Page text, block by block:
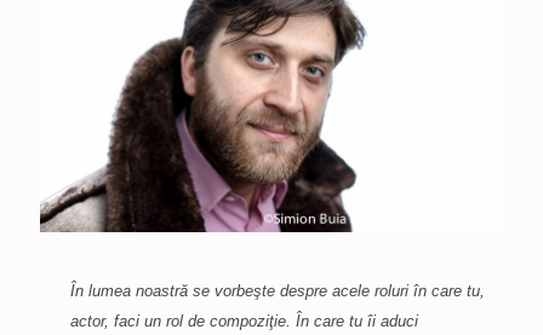
În lumea noastră se vorbeşte despre acele roluri în care tu,
actor, faci un rol de compoziţie. În care tu îi aduci